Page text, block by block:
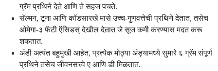
ग्रॅम प्रथिने देते आणि ते सहज पचते.
सॅल्मन, टूना आणि कॉडसारखे मासे उच्च-गुणवत्तेची प्रथिने देतात, तसेच
ओमेगा-३ फॅटी ऍसिडस् देखील देतात जे सूज कमी करण्यास मदत करू
शकतात.
अंडी अत्यंत बहुमुखी आहेत, प्रत्येक मोठ्या अंड्यामध्ये सुमारे ६ ग्रॅम संपूर्ण
प्रथिने तसेच जीवनसत्त्वे ए आणि डी मिळतात.